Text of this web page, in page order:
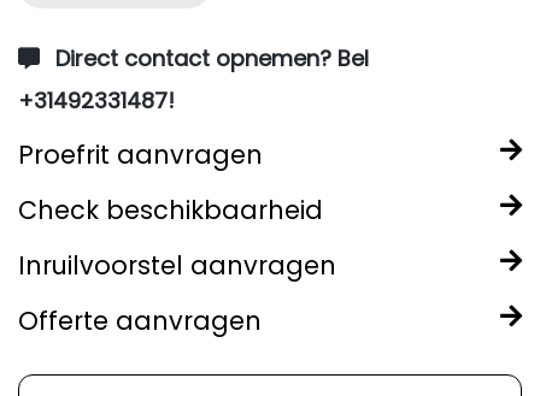
Direct contact opnemen? Bel
+31492331487!
Proefrit aanvragen
Check beschikbaarheid
Inruilvoorstel aanvragen
Offerte aanvragen